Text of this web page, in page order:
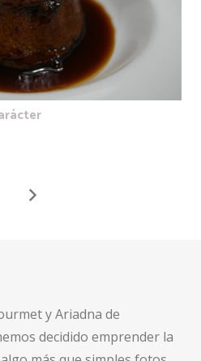
y Ariadna de
decidido emprender la